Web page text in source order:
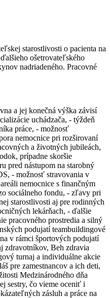
starostlivosti o pacienta na
ošetrovateľského
nadriadeného. Pracovné
a jej konečná výška závisí
uchádzača, - týždeň
práce, - možnosť
nemocnice pri rozširovaní
a životných jubileách,
prípadne skoršie
pred nástupom na starobný
- možnosť stravovania v
nemocnice s finančným
sociálneho fondu, - zľavy pri
starostlivosti aj pre rodinných
lekárňach, - ďalšie
pracovného prostredia a silný
podujatí teambuildingové
v rámci športových podujatí
zdravotníkov, Beh zdravia
turnaj a individuálne akcie
pre zamestnancov a ich deti,
Medzinárodného dňa
sestry, čo vieme oceniť i
zásluh a práce na